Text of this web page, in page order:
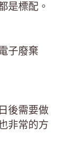
是標配。
子廢棄
後需要做
非常的方